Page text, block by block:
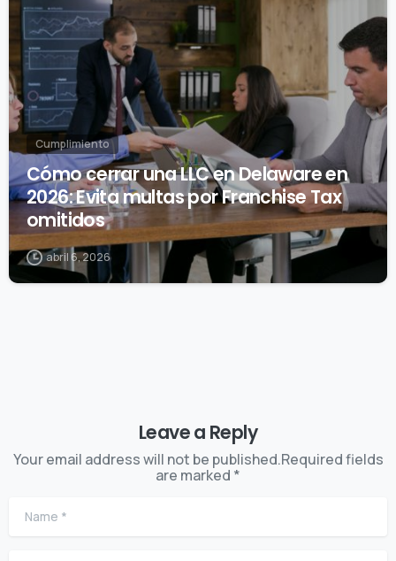
Cumplimiento
Cómo cerrar una LLC en Delaware en
2026: Evita multas por Franchise Tax
omitidos
abril 6, 2026
Leave a Reply
Your email address will not be published.Required fields
are marked *